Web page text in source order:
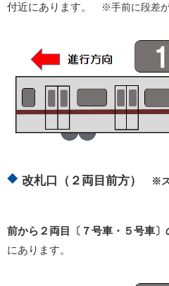
付近にあります。
※手前に段差が
改札口（２両目前方） ※ス
前から２両目〔７号車・５号車
にあります。